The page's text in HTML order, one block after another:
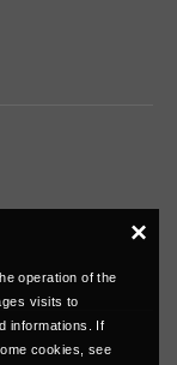
×
operation of the
visits to
informations. If
cookies, see